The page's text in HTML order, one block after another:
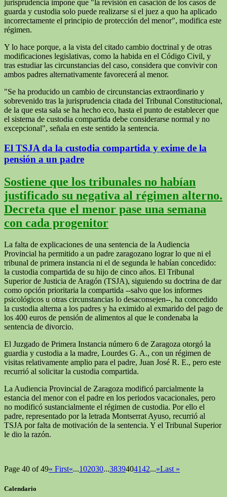
jurisprudencia impone que "la revisión en casación de los casos de
guarda y custodia solo puede realizarse si el juez a quo ha aplicado
incorrectamente el principio de protección del menor", modifica este
régimen.
Y lo hace porque, a la vista del citado cambio doctrinal y de otras
modificaciones legislativas, como la habida en el Código Civil, y
tras estudiar las circunstancias del caso, considera que convivir con
ambos padres alternativamente favorecerá al menor.
"Se ha producido un cambio de circunstancias extraordinario y
sobrevenido tras la jurisprudencia citada del Tribunal Constitucional,
de la que esta sala se ha hecho eco, hasta el punto de establecer que
el sistema de custodia compartida debe considerarse normal y no
excepcional", señala en este sentido la sentencia.
El TSJA da la custodia compartida y exime de la
pensión a un padre
Sostiene que los tribunales no habían
justificado su negativa al régimen alterno.
Decreta que el menor pase una semana
con cada progenitor
La falta de explicaciones de una sentencia de la Audiencia
Provincial ha permitido a un padre zaragozano lograr lo que ni el
tribunal de primera instancia ni el de segunda le habían concedido:
la custodia compartida de su hijo de cinco años. El Tribunal
Superior de Justicia de Aragón (TSJA), siguiendo su doctrina de dar
como opción prioritaria la compartida --salvo que los informes
psicológicos u otras circunstancias lo desaconsejen--, ha concedido
la custodia alterna a los padres y ha eximido al exmarido del pago de
los 400 euros de pensión de alimentos al que le condenaba la
sentencia de divorcio.
El Juzgado de Primera Instancia número 6 de Zaragoza otorgó la
guardia y custodia a la madre, Lourdes G. A., con un régimen de
visitas relativamente amplio para el padre, Juan José R. E., pero este
recurrió al solicitar la custodia compartida.
La Audiencia Provincial de Zaragoza modificó parcialmente la
estancia del menor con el padre en los periodos vacacionales, pero
no modificó sustancialmente el régimen de custodia. Por ello el
padre, representado por la letrada Montserrat Ayuso, recurrió al
TSJA por falta de motivación de la sentencia. Y el Tribunal Superior
le dio la razón.
Page 40 of 49« First«...102030...3839404142...»Last »
Calendario